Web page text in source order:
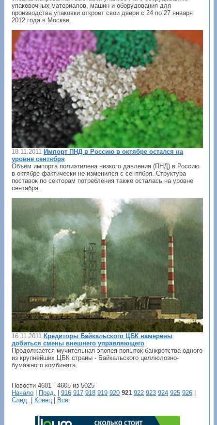
упаковочных материалов, машин и оборудования для
производства упаковки откроет свои двери с 24 по 27 января
2012 года в Москве.
18.11.2011 Импорт ПНД в Россию в октябре остался на
уровне сентября
Объём импорта полиэтилена низкого давления (ПНД) в Россию
в октябре фактически не изменился с сентября. Структура
поставок по секторам потребления также осталась на уровне
сентября.
16.11.2011 Кредиторы Байкальского ЦБК намерены
добиться смены внешнего управляющего
Продолжается мучительная эпопея попыток банкротства одного
из крупнейших ЦБК страны - Байкальского целлюлозно-
бумажного комбината.
Новости 4601 - 4605 из 5025
Начало
Пред. 916 917 918 919 920 921 922 923 924 925 926
След.
Конец Все